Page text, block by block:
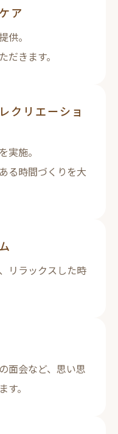
ア
供。
きます。
クリエーショ
実施。
る時間づくりを大
リラックスした時
面会など、思い思
。